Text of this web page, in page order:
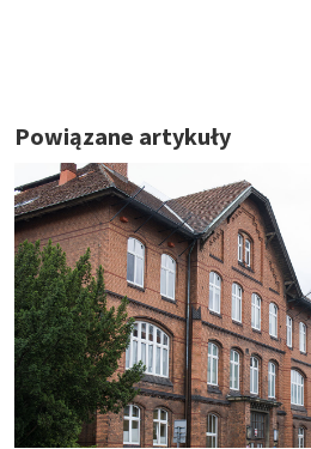
Powiązane artykuły